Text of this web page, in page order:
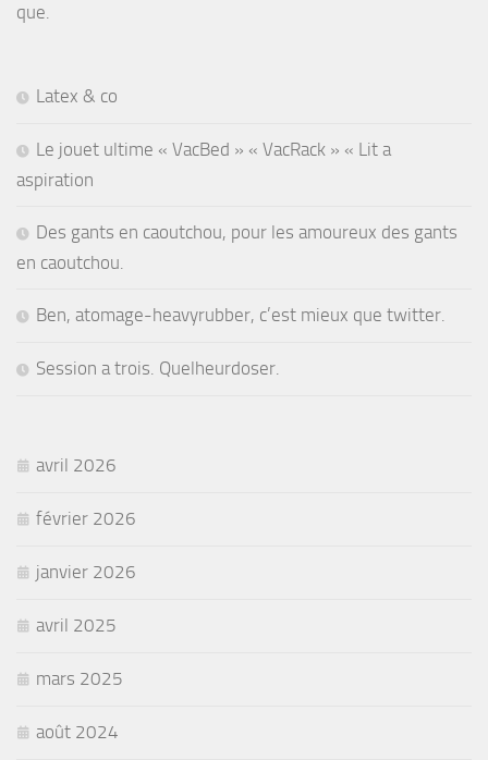
que.
Latex & co
Le jouet ultime « VacBed » « VacRack » « Lit a
aspiration
Des gants en caoutchou, pour les amoureux des gants
en caoutchou.
Ben, atomage-heavyrubber, c’est mieux que twitter.
Session a trois. Quelheurdoser.
avril 2026
février 2026
janvier 2026
avril 2025
mars 2025
août 2024